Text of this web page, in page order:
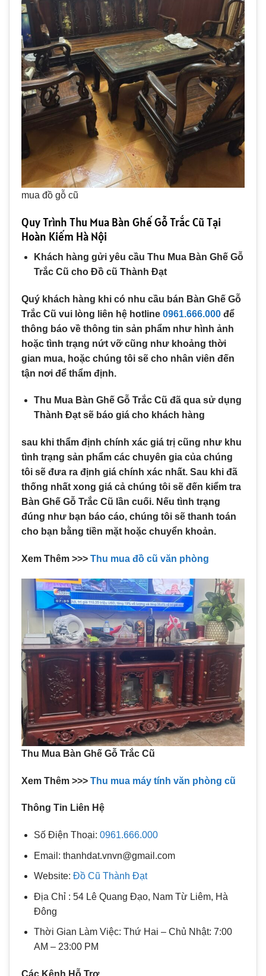
mua đồ gỗ cũ
Quy Trình Thu Mua Bàn Ghế Gỗ Trắc Cũ Tại
Hoàn Kiếm Hà Nội
Khách hàng gửi yêu cầu Thu Mua Bàn Ghế Gỗ
Trắc Cũ cho Đồ cũ Thành Đạt
Quý khách hàng khi có nhu cầu bán Bàn Ghế Gỗ
Trắc Cũ vui lòng liên hệ hotline 0961.666.000 để
thông báo về thông tin sản phẩm như hình ảnh
hoặc tình trạng nứt vỡ cũng như khoảng thời
gian mua, hoặc chúng tôi sẽ cho nhân viên đến
tận nơi để thẩm định.
Thu Mua Bàn Ghế Gỗ Trắc Cũ đã qua sử dụng
Thành Đạt sẽ báo giá cho khách hàng
sau khi thẩm định chính xác giá trị cũng như khu
tình trạng sản phẩm các chuyên gia của chúng
tôi sẽ đưa ra định giá chính xác nhất. Sau khi đã
thống nhất xong giá cả chúng tôi sẽ đến kiểm tra
Bàn Ghế Gỗ Trắc Cũ lần cuối. Nếu tình trạng
đúng như bạn báo cáo, chúng tôi sẽ thanh toán
cho bạn bằng tiền mặt hoặc chuyển khoản.
Xem Thêm >>> Thu mua đồ cũ văn phòng
Thu Mua Bàn Ghế Gỗ Trắc Cũ
Xem Thêm >>> Thu mua máy tính văn phòng cũ
Thông Tin Liên Hệ
Số Điện Thoại: 0961.666.000
Email: thanhdat.vnvn@gmail.com
Website: Đồ Cũ Thành Đạt
Địa Chỉ : 54 Lê Quang Đạo, Nam Từ Liêm, Hà
Đông
Thời Gian Làm Việc: Thứ Hai – Chủ Nhật: 7:00
AM – 23:00 PM